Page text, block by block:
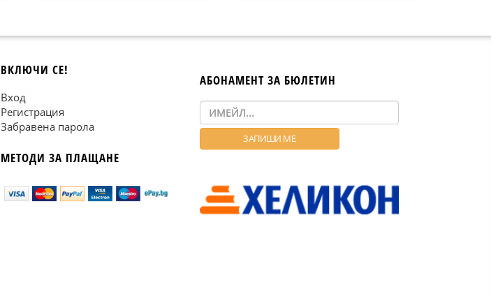
ВКЛЮЧИ СЕ!
Вход
Регистрация
Забравена парола
МЕТОДИ ЗА ПЛАЩАНЕ
АБОНАМЕНТ ЗА БЮЛЕТИН